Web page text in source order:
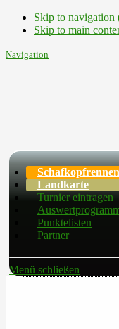
Skip to navigation
Skip to main
Navigation
Schafkopfrennen
Landkarte
Turnier eintragen
Punktelisten
Partner
Menü schließen